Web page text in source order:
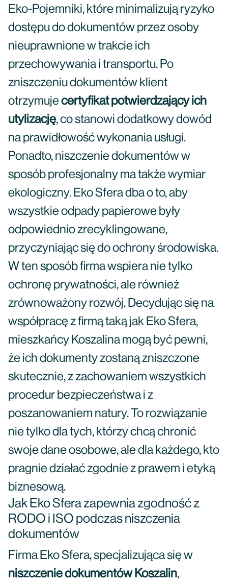
Eko-Pojemniki, które minimalizują ryzyko
dostępu do dokumentów przez osoby
nieuprawnione w trakcie ich
przechowywania i transportu. Po
zniszczeniu dokumentów klient
otrzymujecertyfikat potwierdzający ich
utylizację, co stanowi dodatkowy dowód
na prawidłowość wykonania usługi.
Ponadto, niszczenie dokumentów w
sposób profesjonalny ma także wymiar
ekologiczny. Eko Sfera dba o to, aby
wszystkie odpady papierowe były
odpowiednio zrecyklingowane,
przyczyniając się do ochrony środowiska.
W ten sposób firma wspiera nie tylko
ochronę prywatności, ale również
zrównoważony rozwój. Decydując się na
współpracę z firmą taką jak Eko Sfera,
mieszkańcy Koszalina mogą być pewni,
że ich dokumenty zostaną zniszczone
skutecznie, z zachowaniem wszystkich
procedur bezpieczeństwa i z
poszanowaniem natury. To rozwiązanie
nie tylko dla tych, którzy chcą chronić
swoje dane osobowe, ale dla każdego, kto
pragnie działać zgodnie z prawem i etyką
biznesową.
Jak Eko Sfera zapewnia zgodność z
RODO i ISO podczas niszczenia
dokumentów
Firma Eko Sfera, specjalizująca się w
niszczenie dokumentów Koszalin,